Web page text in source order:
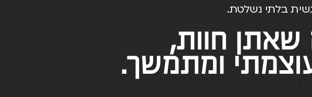
בלתי נשלטת.
חוות,
ומתמשך.